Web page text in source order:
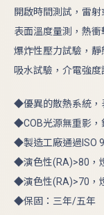
開啟時間測試，雷
表面溫度量測，熱
爆炸性壓力試驗，
吸水試驗，介電強
◆優異的散熱系統，
◆COB光源無重影，
◆製造工廠通過ISO
◆演色性(RA)>80，
◆演色性(RA)>70，
◆保固：三年/五年